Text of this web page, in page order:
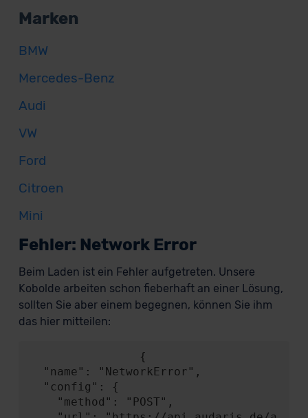
Marken
BMW
Mercedes-Benz
Audi
VW
Ford
Citroen
Mini
Fehler: Network Error
Beim Laden ist ein Fehler aufgetreten. Unsere
Kobolde arbeiten schon fieberhaft an einer Lösung,
sollten Sie aber einem begegnen, können Sie ihm
das hier mitteilen: